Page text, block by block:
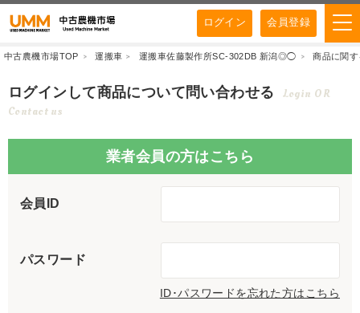
ログイン 会員登録
中古農機市場TOP 運搬車 運搬車佐藤製作所SC-302DB 新潟◎◯ 商品に関
ログインして商品について問い合わせる
Login OR
Contact us
業者会員の方はこちら
会員ID
パスワード
ID･パスワードを忘れた方はこちら